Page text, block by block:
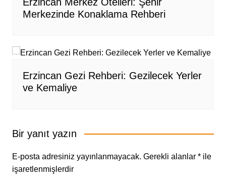
Merkezinde Konaklama Rehberi
Erzincan Gezi Rehberi: Gezilecek Yerler
ve Kemaliye
Bir yanıt yazın
E-posta adresiniz yayınlanmayacak. Gerekli alanlar *ile
işaretlenmişlerdir